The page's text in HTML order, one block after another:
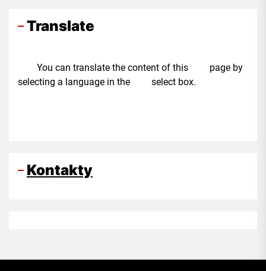
Translate
You can translate the content of this page by
selecting a language in the select box.
Kontakty